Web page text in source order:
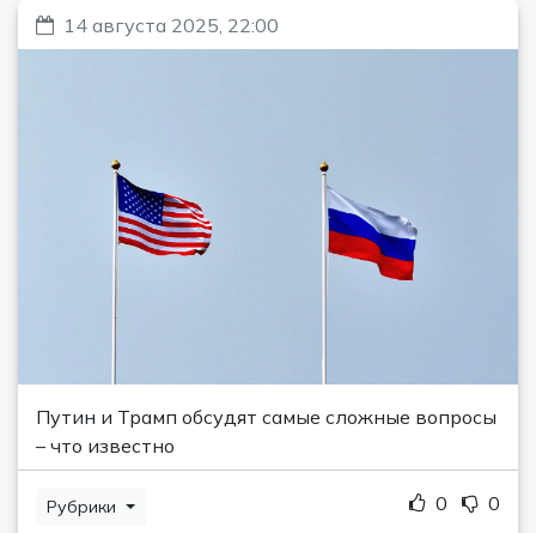
14 августа 2025, 22:00
Путин и Трамп обсудят самые сложные вопросы
– что известно
Рубрики 0 0